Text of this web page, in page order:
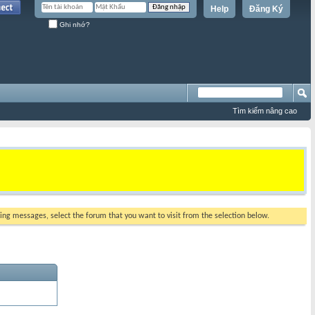
Đăng Ký
Help
Ghi nhớ?
Tìm kiếm nâng cao
messages, select the forum that you want to visit from the selection below.